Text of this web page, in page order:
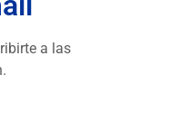
a las